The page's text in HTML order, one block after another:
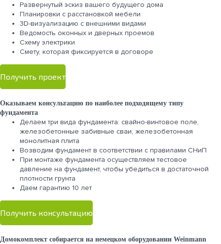
Развернутый эскиз вашего будущего дома
Планировки с расстановкой мебели
3D-визуализацию с внешними видами
Ведомость оконных и дверных проемов
Cхему электрики
Cмету, которая фиксируется в договоре
Получить проект
Оказываем консультацию по наиболее подходящему типу
фундамента
Делаем три вида фундамента: свайно-винтовое поле,
железобетонные забивные сваи, железобетонная
монолитная плита
Возводим фундамент в соответствии с правилами СНиП
При монтаже фундамента осуществляем тестовое
давление на фундамент, чтобы убедиться в достаточной
плотности грунта
Даем гарантию 10 лет
Получить консультацию
Домокомплект собирается на немецком оборудовании Weinmann